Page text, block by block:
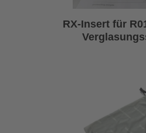
RX-Insert für